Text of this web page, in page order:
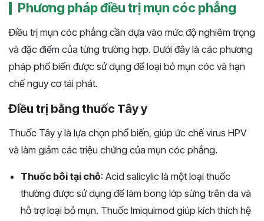
Phương pháp điều trị mụn cóc phẳng
Điều trị mụn cóc phẳng cần dựa vào mức độ nghiêm trọng
và đặc điểm của từng trường hợp. Dưới đây là các phương
pháp phổ biến được sử dụng để loại bỏ mụn cóc và hạn
chế nguy cơ tái phát.
Điều trị bằng thuốc Tây y
Thuốc Tây y là lựa chọn phổ biến, giúp ức chế virus HPV
và làm giảm các triệu chứng của mụn cóc phẳng.
Thuốc bôi tại chỗ: Acid salicylic là một loại thuốc
thường được sử dụng để làm bong lớp sừng trên da và
hỗ trợ loại bỏ mụn. Thuốc Imiquimod giúp kích thích hệ